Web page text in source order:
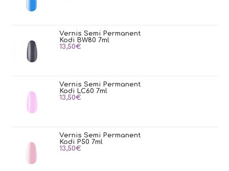
Vernis Semi Permanent
Kodi BW80 7ml
13,50€
Vernis Semi Permanent
Kodi LC60 7ml
13,50€
Vernis Semi Permanent
Kodi P50 7ml
13,50€